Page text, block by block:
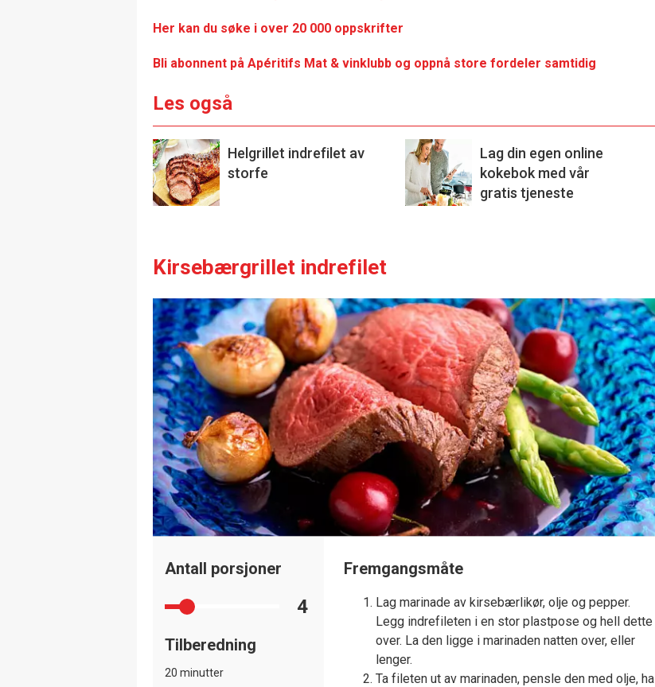
Her kan du søke i over 20 000 oppskrifter
Bli abonnent på Apéritifs Mat & vinklubb og oppnå store fordeler samtidig
Les også
Helgrillet indrefilet av
storfe
Lag din egen online
kokebok med vår
gratis tjeneste
Kirsebærgrillet indrefilet
Antall porsjoner
4
Tilberedning
20 minutter
Fremgangsmåte
Lag marinade av kirsebærlikør, olje og pepper.
Legg indrefileten i en stor plastpose og hell dette
over. La den ligge i marinaden natten over, eller
lenger.
Ta fileten ut av marinaden, pensle den med olje, ha